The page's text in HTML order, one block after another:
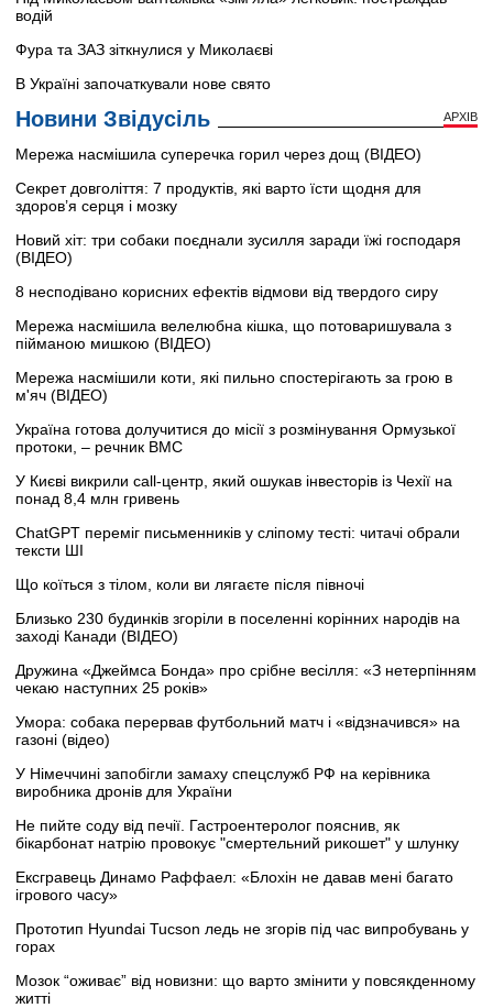
водій
Фура та ЗАЗ зіткнулися у Миколаєві
В Україні започаткували нове свято
Новини Звідусіль АРХІВ
Мережа насмішила суперечка горил через дощ (ВІДЕО)
Секрет довголіття: 7 продуктів, які варто їсти щодня для
здоров’я серця і мозку
Новий хіт: три собаки поєднали зусилля заради їжі господаря
(ВІДЕО)
8 несподівано корисних ефектів відмови від твердого сиру
Мережа насмішила велелюбна кішка, що потоваришувала з
пійманою мишкою (ВІДЕО)
Мережа насмішили коти, які пильно спостерігають за грою в
м'яч (ВІДЕО)
Україна готова долучитися до місії з розмінування Ормузької
протоки, – речник ВМС
У Києві викрили call-центр, який ошукав інвесторів із Чехії на
понад 8,4 млн гривень
ChatGPT переміг письменників у сліпому тесті: читачі обрали
тексти ШІ
Що коїться з тілом, коли ви лягаєте після півночі
Близько 230 будинків згоріли в поселенні корінних народів на
заході Канади (ВІДЕО)
Дружина «Джеймса Бонда» про срібне весілля: «З нетерпінням
чекаю наступних 25 років»
Умора: собака перервав футбольний матч і «відзначився» на
газоні (відео)
У Німеччині запобігли замаху спецслужб РФ на керівника
виробника дронів для України
Не пийте соду від печії. Гастроентеролог пояснив, як
бікарбонат натрію провокує "смертельний рикошет" у шлунку
Ексгравець Динамо Раффаел: «Блохін не давав мені багато
ігрового часу»
Прототип Hyundai Tucson ледь не згорів під час випробувань у
горах
Мозок “оживає” від новизни: що варто змінити у повсякденному
житті